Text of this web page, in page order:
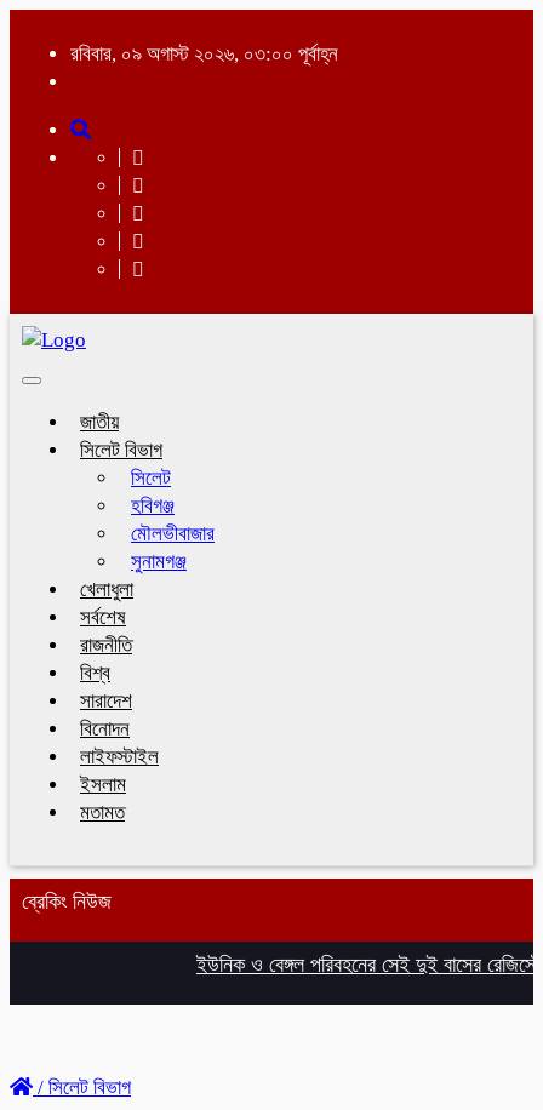
রবিবার, ০৯ অগাস্ট ২০২৬, ০৩:০০ পূর্বাহ্ন
Toggle
জাতীয়
সিলেট বিভাগ
সিলেট
হবিগঞ্জ
মৌলভীবাজার
সুনামগঞ্জ
খেলাধুলা
সর্বশেষ
রাজনীতি
বিশ্ব
সারাদেশ
বিনোদন
লাইফস্টাইল
ইসলাম
মতামত
ব্রেকিং নিউজ
ইউনিক ও বেঙ্গল পরিবহনের সেই দুই বাসের
/ সিলেট বিভাগ